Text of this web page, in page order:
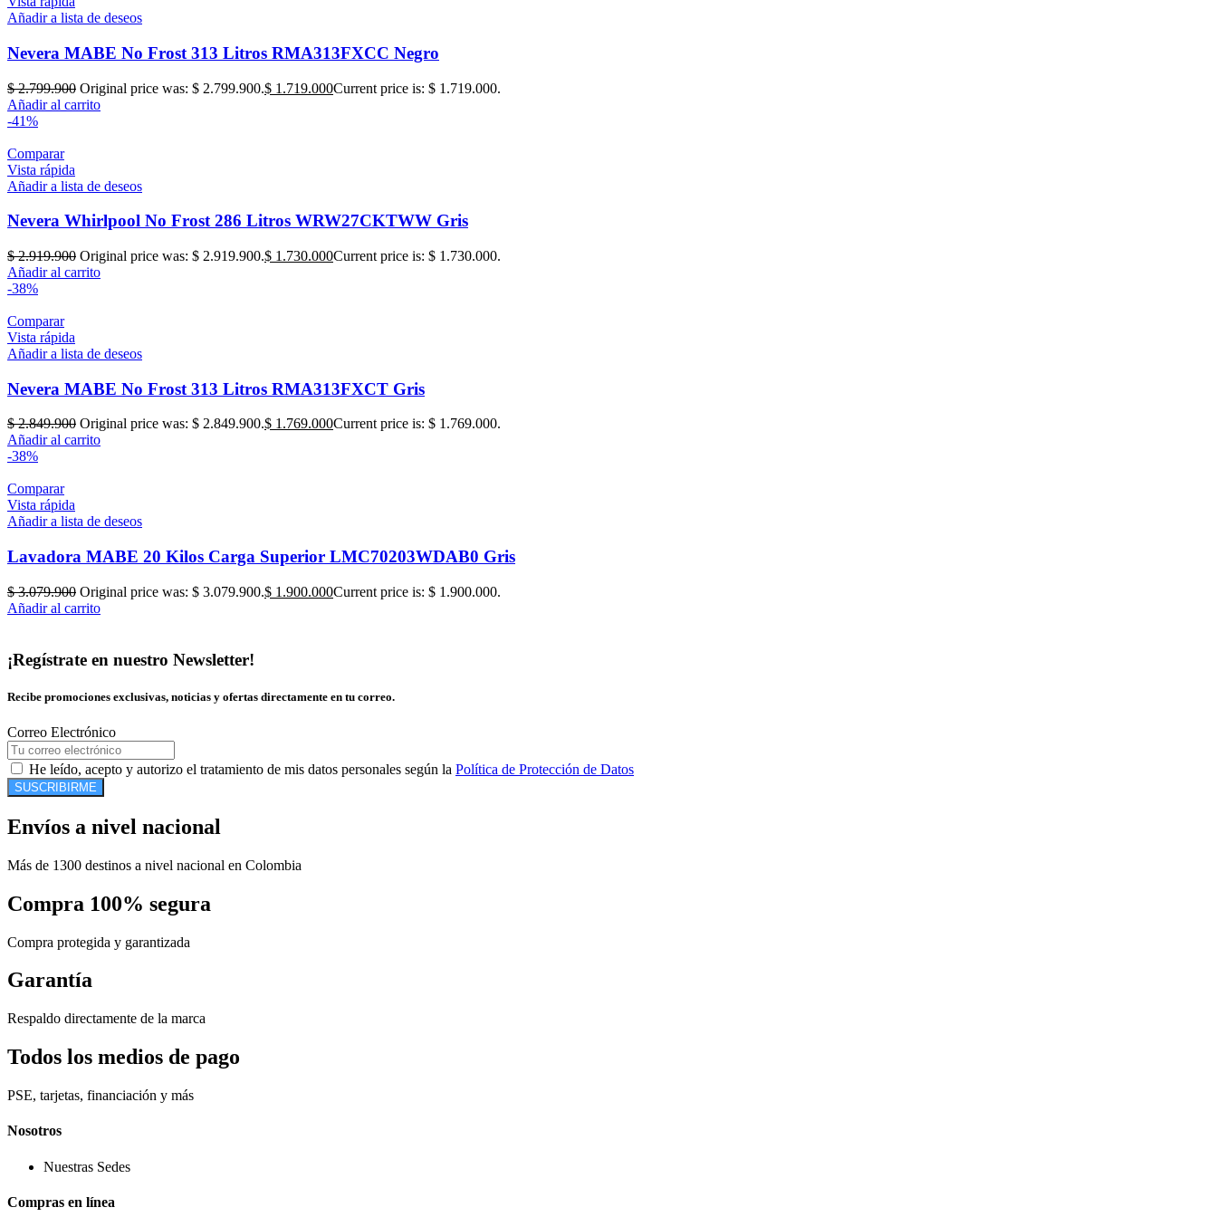
Añadir a lista de deseos
Nevera MABE No Frost 313 Litros RMA313FXCC Negro
$2.799.900 Original price was: $ 2.799.900.$ 1.719.000Current price is: $ 1.719.000.
Añadir al carrito
-41%
Comparar
Vista rápida
Añadir a lista de deseos
Nevera Whirlpool No Frost 286 Litros WRW27CKTWW Gris
$2.919.900 Original price was: $ 2.919.900.$ 1.730.000Current price is: $ 1.730.000.
Añadir al carrito
-38%
Comparar
Vista rápida
Añadir a lista de deseos
Nevera MABE No Frost 313 Litros RMA313FXCT Gris
$2.849.900 Original price was: $ 2.849.900.$ 1.769.000Current price is: $ 1.769.000.
Añadir al carrito
-38%
Comparar
Vista rápida
Añadir a lista de deseos
Lavadora MABE 20 Kilos Carga Superior LMC70203WDAB0 Gris
$3.079.900 Original price was: $ 3.079.900.$ 1.900.000Current price is: $ 1.900.000.
Añadir al carrito
¡Regístrate en nuestro Newsletter!
Recibe promociones exclusivas, noticias y ofertas directamente en tu correo.
Correo Electrónico
He leído, acepto y autorizo el tratamiento de mis datos personales según la Política de Protección de Datos
SUSCRIBIRME
Envíos a nivel nacional
Más de 1300 destinos a nivel nacional en Colombia
Compra 100% segura
Compra protegida y garantizada
Garantía
Respaldo directamente de la marca
Todos los medios de pago
PSE, tarjetas, financiación y más
Nosotros
Nuestras Sedes
Compras en línea